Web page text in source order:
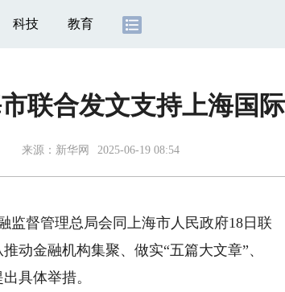
科技 教育
联合发文支持上海国
来源： 新华网 2025-06-19 08:54
督管理总局会同上海市人民政府18日联
动金融机构集聚、做实“五篇大文章”、
具体举措。